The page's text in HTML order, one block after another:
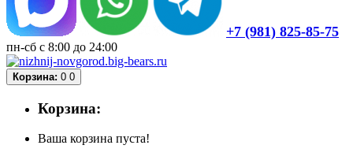
+7 (981) 825-85-75
пн-сб с 8:00 до 24:00
Корзина: 0 0
Корзина:
Ваша корзина пуста!